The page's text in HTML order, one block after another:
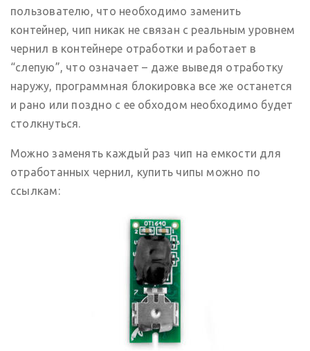
пользователю, что необходимо заменить
контейнер, чип никак не связан с реальным уровнем
чернил в контейнере отработки и работает в
“слепую”, что означает – даже выведя отработку
наружу, программная блокировка все же останется
и рано или поздно с ее обходом необходимо будет
столкнуться.
Можно заменять каждый раз чип на емкости для
отработанных чернил, купить чипы можно по
ссылкам: